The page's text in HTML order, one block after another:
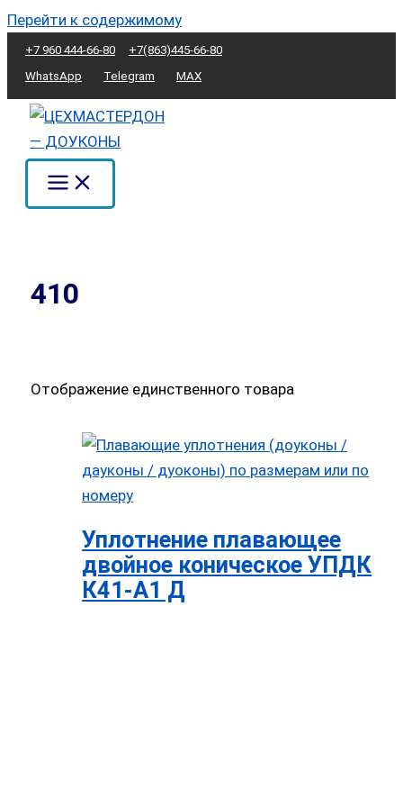
Перейти к содержимому
+7 960 444-66-80
+7(863)445-66-80
WhatsApp
Telegram MAX
410
Отображение единственного товара
Уплотнение плавающее
двойное коническое УПДК
К41-А1 Д